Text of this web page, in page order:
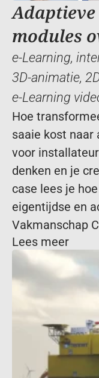
Adaptieve
modules
e-Learning,
3D-animatie,
e-Learning
Hoe
saaie kost naar
voor
denken en je
case lees je
eigentijdse en
Vakmanschap
Lees meer